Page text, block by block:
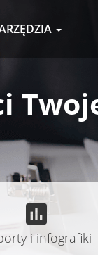
i infografiki